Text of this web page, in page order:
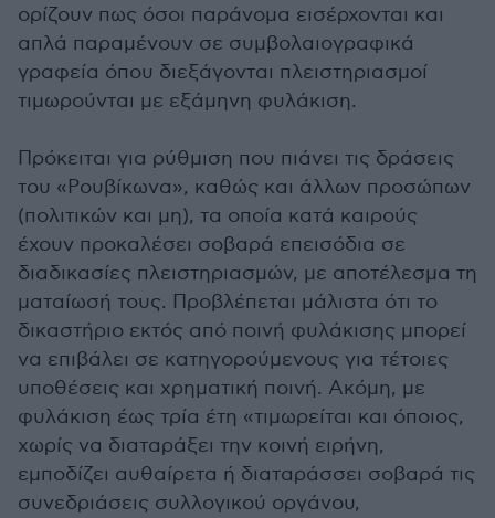
ορίζουν πως όσοι παράνομα εισέρχονται και
απλά παραμένουν σε συμβολαιογραφικά
γραφεία όπου διεξάγονται πλειστηριασμοί
τιμωρούνται με εξάμηνη φυλάκιση.
Πρόκειται για ρύθμιση που πιάνει τις δράσεις
του «Ρουβίκωνα», καθώς και άλλων προσώπων
(πολιτικών και μη), τα οποία κατά καιρούς
έχουν προκαλέσει σοβαρά επεισόδια σε
διαδικασίες πλειστηριασμών, με αποτέλεσμα τη
ματαίωσή τους. Προβλέπεται μάλιστα ότι το
δικαστήριο εκτός από ποινή φυλάκισης μπορεί
να επιβάλει σε κατηγορούμενους για τέτοιες
υποθέσεις και χρηματική ποινή. Ακόμη, με
φυλάκιση έως τρία έτη «τιμωρείται και όποιος,
χωρίς να διαταράξει την κοινή ειρήνη,
εμποδίζει αυθαίρετα ή διαταράσσει σοβαρά τις
συνεδριάσεις συλλογικού οργάνου,